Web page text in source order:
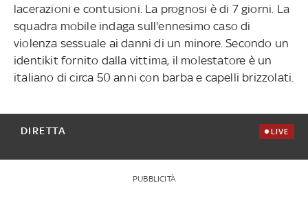
lacerazioni e contusioni. La prognosi è di 7 giorni. La
squadra mobile indaga sull'ennesimo caso di
violenza sessuale ai danni di un minore. Secondo un
identikit fornito dalla vittima, il molestatore è un
italiano di circa 50 anni con barba e capelli brizzolati.
DIRETTA LIVE
PUBBLICITÀ